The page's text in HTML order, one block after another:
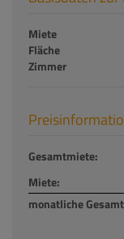
Miete
Fläche
Zimmer
Gesamtmiete:
Miete:
monatliche